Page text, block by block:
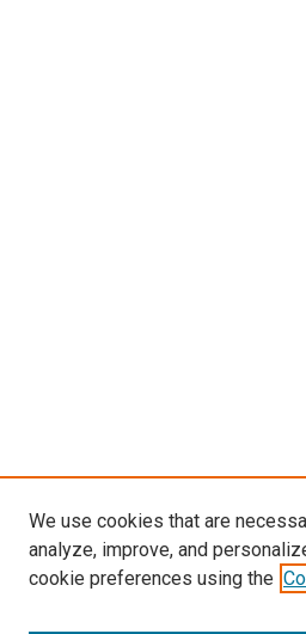
We use cookies that are
analyze, improve, and
cookie preferences using the